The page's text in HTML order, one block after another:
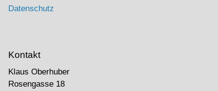
Datenschutz
Kontakt
Klaus Oberhuber
Rosengasse 18